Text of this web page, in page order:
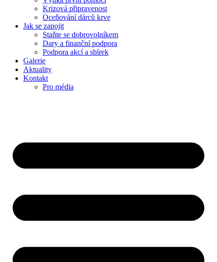
Krizová připravenost
Oceňování dárců krve
Jak se zapojit
Staňte se dobrovolníkem
Dary a finanční podpora
Podpora akcí a sbírek
Galerie
Aktuality
Kontakt
Pro média